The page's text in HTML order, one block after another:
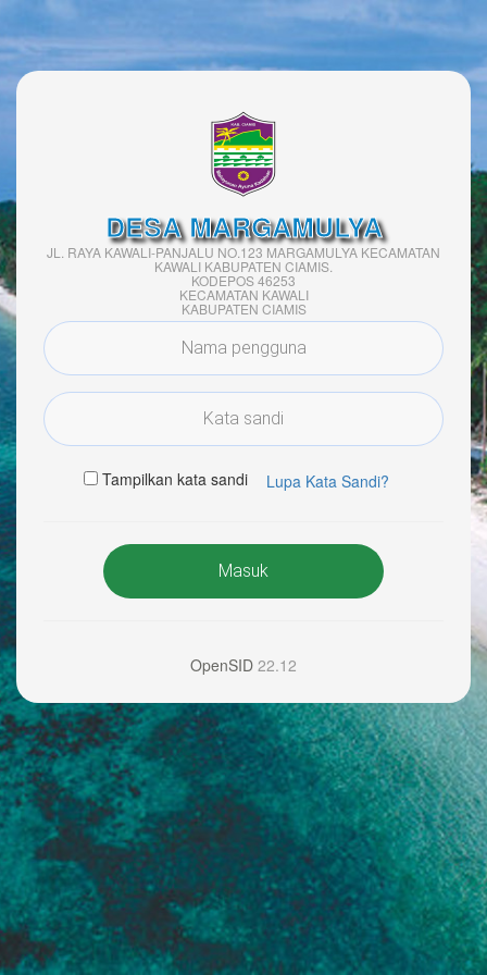
DESA MARGAMULYA
JL. RAYA KAWALI-PANJALU NO.123 MARGAMULYA KECAMATAN
KAWALI KABUPATEN CIAMIS.
KODEPOS 46253
KECAMATAN KAWALI
KABUPATEN CIAMIS
Tampilkan kata sandi Lupa Kata Sandi?
Masuk
OpenSID 22.12